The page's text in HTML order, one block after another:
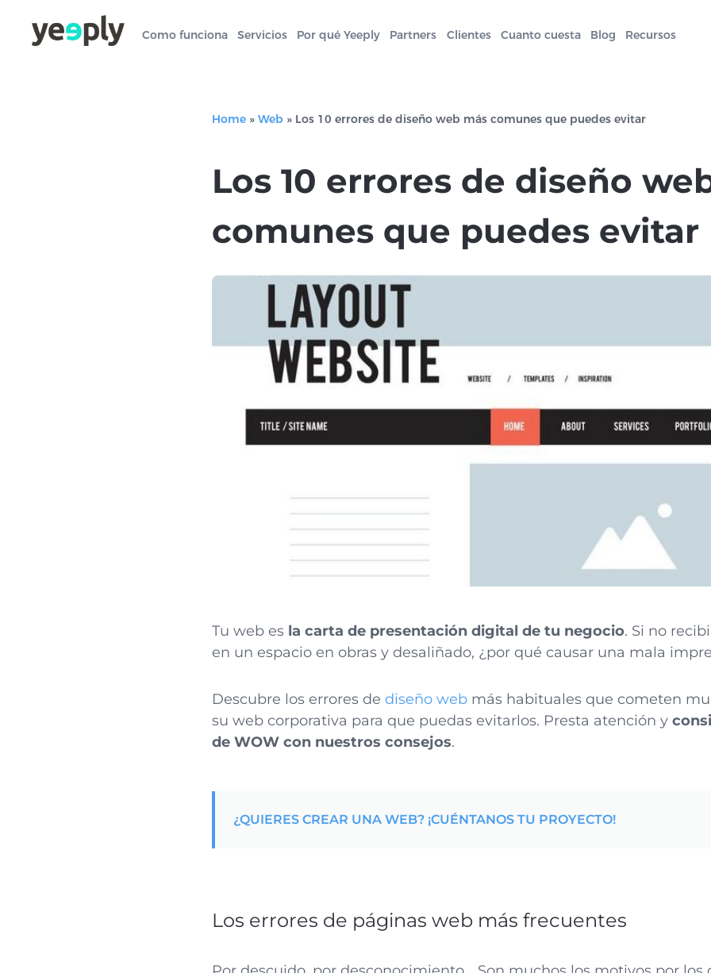
Como funciona Servicios Por qué Yeeply Partners Clientes Cuanto cuesta Blog Recursos
Home » Web » Los 10 errores de diseño web más comunes que puedes evitar
Los 10 errores de diseño
comunes que puedes evitar
Tu web es la carta de presentación digital de tu negocio. Si no
en un espacio en obras y desaliñado, ¿por qué causar una mala
Descubre los errores de diseño web más habituales que cometen
su web corporativa para que puedas evitarlos. Presta atención y
de WOW con nuestros consejos.
¿QUIERES CREAR UNA WEB? ¡CUÉNTANOS TU PROYECTO!
Los errores de páginas web más frecuentes